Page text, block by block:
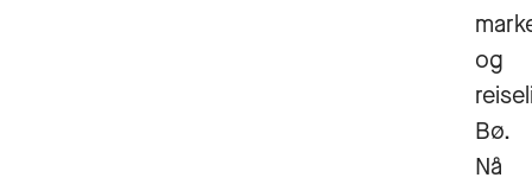
og
Bø.
Nå